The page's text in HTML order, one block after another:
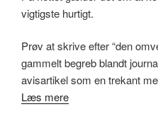
vigtigste hurtigt.
Prøv at skrive efter “den
gammelt begreb blandt
avisartikel som en trekant
Læs mere